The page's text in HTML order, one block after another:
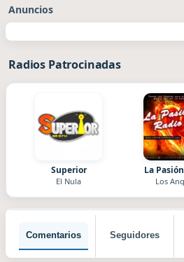
Anuncios
Radios Patrocinadas
Superior
El Nula
La
Los
Comentarios Seguidores